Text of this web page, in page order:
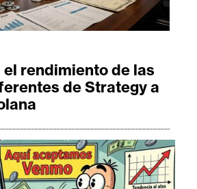
rendimiento de las
de Strategy a